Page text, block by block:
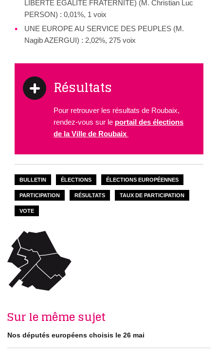
LIBERTÉ ÉGALITÉ FRATERNITÉ) (M. Christian Luc
PERSON) : 0,01%, 1 voix
UNE EUROPE AU SERVICE DES PEUPLES (M.
Nagib AZERGUI) : 2,02%, 275 voix
Résultats
Pour retrouver les résultats de Roubaix,
rendez-vous sur le portail des élections
de la Ville de Roubaix
BULLETIN ÉLECTIONS ÉLECTIONS EUROPÉENNES
PARTICIPATION RÉSULTATS TAUX DE PARTICIPATION
VOTE
Sur le même sujet
Nos députés européens choisis le 26 mai